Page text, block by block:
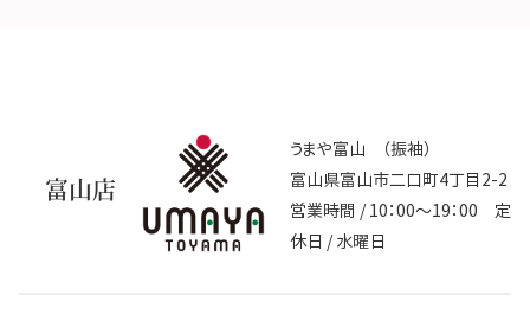
富山店
うまや富山 （振袖）
富山県富山市二口町4丁目2-2
営業時間 / 10：00～19：00 定
休日 / 水曜日